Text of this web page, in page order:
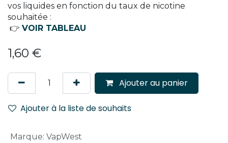
vos liquides en fonction du taux de nicotine
souhaitée :
👉 VOIR TABLEAU
1,60 €
Ajouter au panier
Ajouter à la liste de souhaits
Marque: VapWest